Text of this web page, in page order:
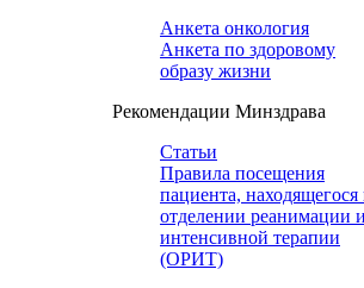
Анкета онкология
Анкета по здоровому
образу жизни
Рекомендации Минздрава
Статьи
Правила посещения
пациента, находящегося
отделении реанимации и
интенсивной терапии
(ОРИТ)